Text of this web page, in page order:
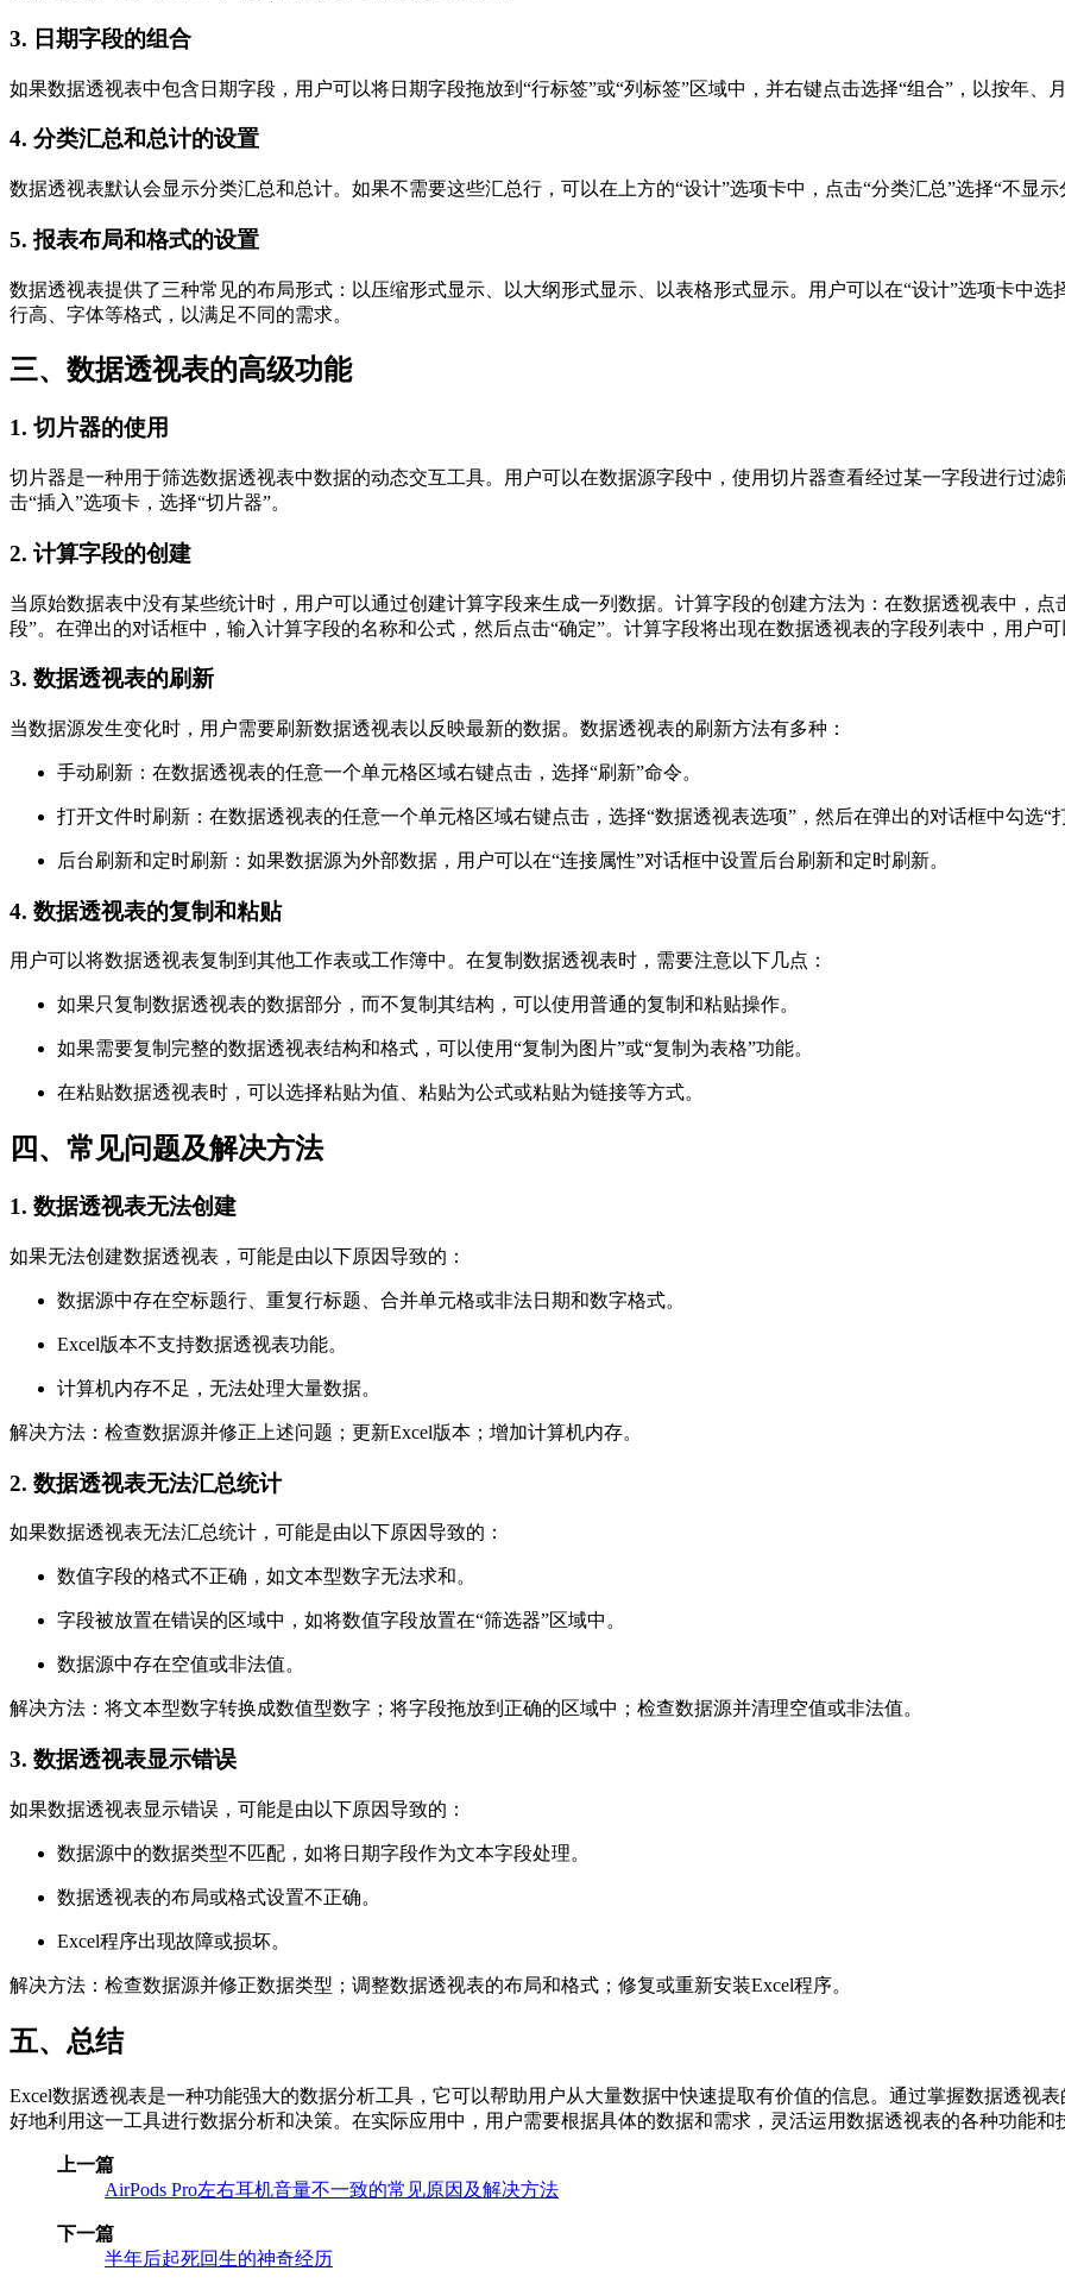
3. 日期字段的组合
如果数据透视表中包含日期字段，用户可以将日期字段拖放到“行标签”或“列标签”区域中，并右键点击选择“组合”，以按年、
4. 分类汇总和总计的设置
数据透视表默认会显示分类汇总和总计。如果不需要这些汇总行，可以在上方的“设计”选项卡中，点击“分类汇总”选择“不显
5. 报表布局和格式的设置
数据透视表提供了三种常见的布局形式：以压缩形式显示、以大纲形式显示、以表格形式显示。用户可以在“设计”选项卡中
行高、字体等格式，以满足不同的需求。
三、数据透视表的高级功能
1. 切片器的使用
切片器是一种用于筛选数据透视表中数据的动态交互工具。用户可以在数据源字段中，使用切片器查看经过某一字段进行过
击“插入”选项卡，选择“切片器”。
2. 计算字段的创建
当原始数据表中没有某些统计时，用户可以通过创建计算字段来生成一列数据。计算字段的创建方法为：在数据透视表中，点
段”。在弹出的对话框中，输入计算字段的名称和公式，然后点击“确定”。计算字段将出现在数据透视表的字段列表中，用户
3. 数据透视表的刷新
当数据源发生变化时，用户需要刷新数据透视表以反映最新的数据。数据透视表的刷新方法有多种：
手动刷新：在数据透视表的任意一个单元格区域右键点击，选择“刷新”命令。
打开文件时刷新：在数据透视表的任意一个单元格区域右键点击，选择“数据透视表选项”，然后在弹出的对话框中勾选“
后台刷新和定时刷新：如果数据源为外部数据，用户可以在“连接属性”对话框中设置后台刷新和定时刷新。
4. 数据透视表的复制和粘贴
用户可以将数据透视表复制到其他工作表或工作簿中。在复制数据透视表时，需要注意以下几点：
如果只复制数据透视表的数据部分，而不复制其结构，可以使用普通的复制和粘贴操作。
如果需要复制完整的数据透视表结构和格式，可以使用“复制为图片”或“复制为表格”功能。
在粘贴数据透视表时，可以选择粘贴为值、粘贴为公式或粘贴为链接等方式。
四、常见问题及解决方法
1. 数据透视表无法创建
如果无法创建数据透视表，可能是由以下原因导致的：
数据源中存在空标题行、重复行标题、合并单元格或非法日期和数字格式。
Excel版本不支持数据透视表功能。
计算机内存不足，无法处理大量数据。
解决方法：检查数据源并修正上述问题；更新Excel版本；增加计算机内存。
2. 数据透视表无法汇总统计
如果数据透视表无法汇总统计，可能是由以下原因导致的：
数值字段的格式不正确，如文本型数字无法求和。
字段被放置在错误的区域中，如将数值字段放置在“筛选器”区域中。
数据源中存在空值或非法值。
解决方法：将文本型数字转换成数值型数字；将字段拖放到正确的区域中；检查数据源并清理空值或非法值。
3. 数据透视表显示错误
如果数据透视表显示错误，可能是由以下原因导致的：
数据源中的数据类型不匹配，如将日期字段作为文本字段处理。
数据透视表的布局或格式设置不正确。
Excel程序出现故障或损坏。
解决方法：检查数据源并修正数据类型；调整数据透视表的布局和格式；修复或重新安装Excel程序。
五、总结
Excel数据透视表是一种功能强大的数据分析工具，它可以帮助用户从大量数据中快速提取有价值的信息。通过掌握数据透视
好地利用这一工具进行数据分析和决策。在实际应用中，用户需要根据具体的数据和需求，灵活运用数据透视表的各种功能
上一篇
AirPods Pro左右耳机音量不一致的常见原因及解决方法
下一篇
半年后起死回生的神奇经历